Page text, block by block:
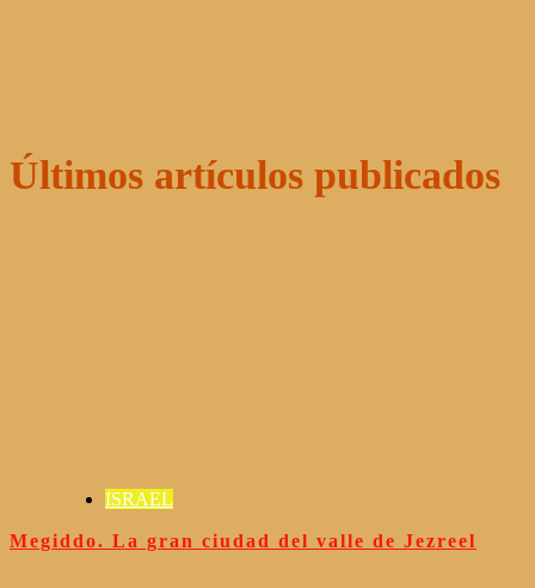
Últimos artículos publicados
ISRAEL
Megiddo. La gran ciudad del valle de Jezreel